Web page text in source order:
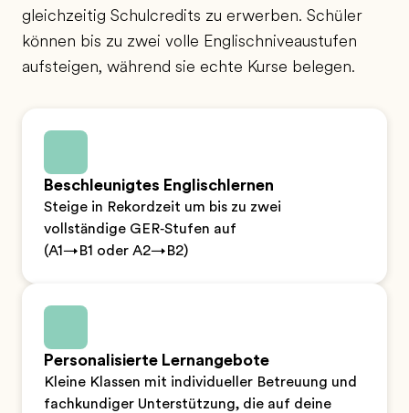
gleichzeitig Schulcredits zu erwerben. Schüler
können bis zu zwei volle Englischniveaustufen
aufsteigen, während sie echte Kurse belegen.
Beschleunigtes Englischlernen
Steige in Rekordzeit um bis zu zwei
vollständige GER‑Stufen auf
(A1→B1 oder A2→B2)
Personalisierte Lernangebote
Kleine Klassen mit individueller Betreuung und
fachkundiger Unterstützung, die auf deine